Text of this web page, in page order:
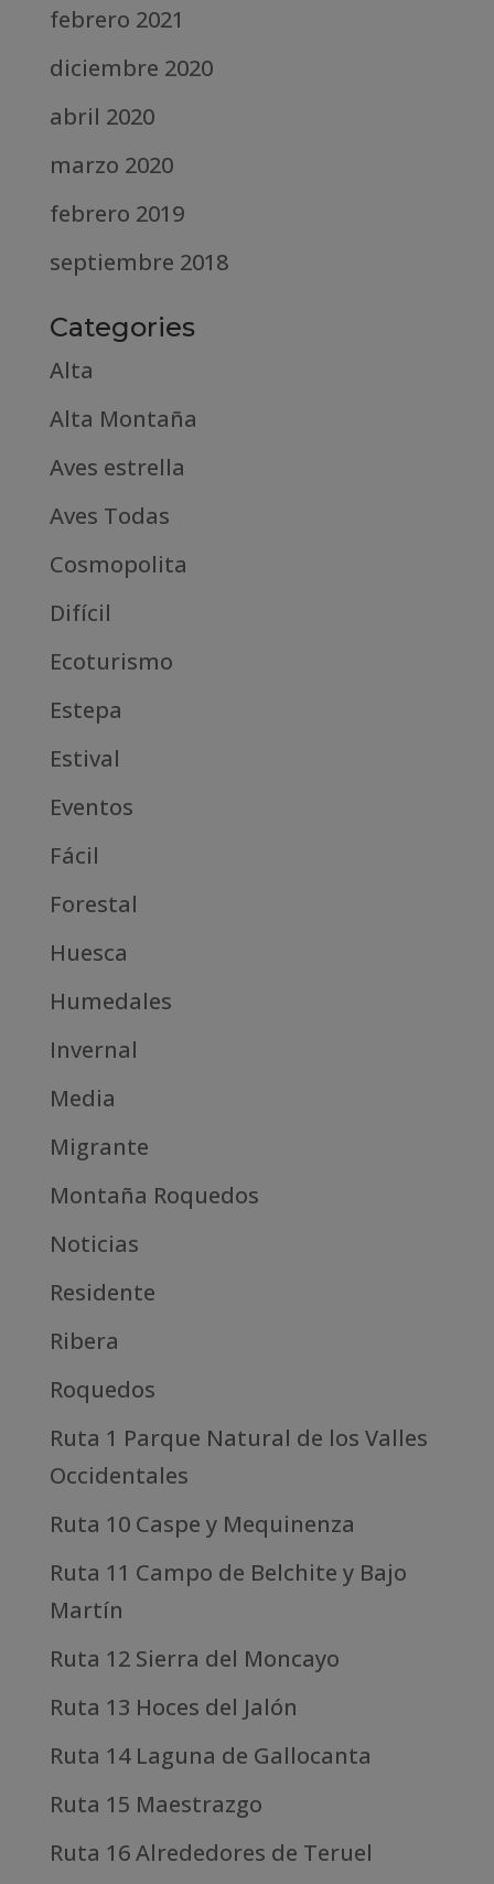
febrero 2021
diciembre 2020
abril 2020
marzo 2020
febrero 2019
septiembre 2018
Categories
Alta
Alta Montaña
Aves estrella
Aves Todas
Cosmopolita
Difícil
Ecoturismo
Estepa
Estival
Eventos
Fácil
Forestal
Huesca
Humedales
Invernal
Media
Migrante
Montaña Roquedos
Noticias
Residente
Ribera
Roquedos
Ruta 1 Parque Natural de los Valles
Occidentales
Ruta 10 Caspe y Mequinenza
Ruta 11 Campo de Belchite y Bajo
Martín
Ruta 12 Sierra del Moncayo
Ruta 13 Hoces del Jalón
Ruta 14 Laguna de Gallocanta
Ruta 15 Maestrazgo
Ruta 16 Alrededores de Teruel